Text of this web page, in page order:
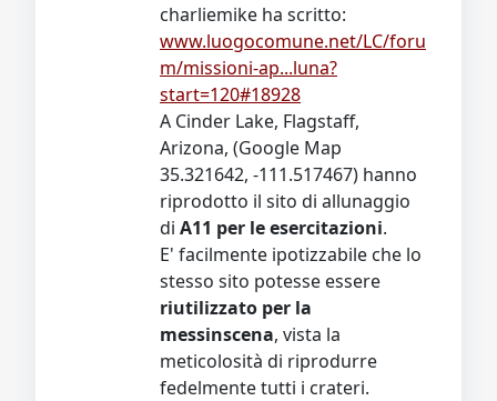
charliemike ha scritto:
www.luogocomune.net/LC/foru
m/missioni-ap...luna?
start=120#18928
A Cinder Lake, Flagstaff,
Arizona, (Google Map
35.321642, -111.517467) hanno
riprodotto il sito di allunaggio
di A11 per le esercitazioni.
E' facilmente ipotizzabile che lo
stesso sito potesse essere
riutilizzato per la
messinscena, vista la
meticolosità di riprodurre
fedelmente tutti i crateri.